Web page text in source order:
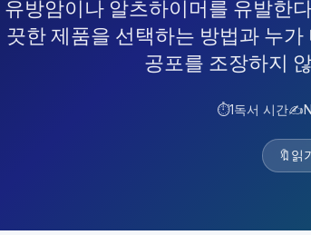
유방암이나 알츠하이머를 유발한
끗한 제품을 선택하는 방법과 누
공포를 조장하지
⏱️1독서 시간✍️
🔖 읽